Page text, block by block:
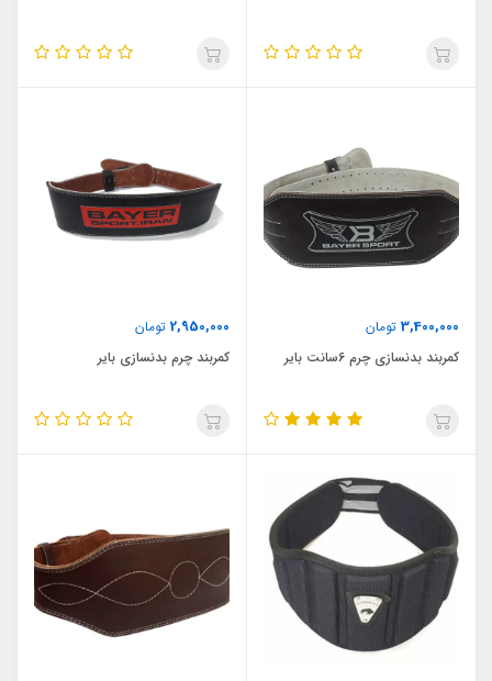
3,400,000 تومان
کمربند بدنسازی چرم 6سانت بایر
2,950,000 تومان
کمربند چرم بدنسازی بایر